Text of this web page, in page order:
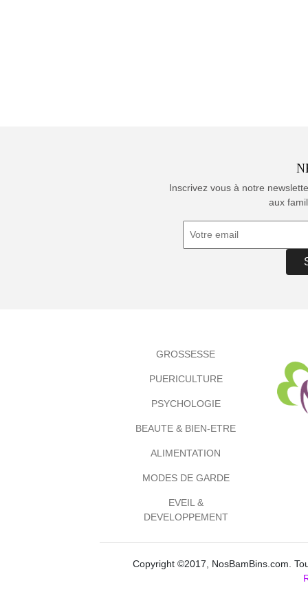
Inscrivez vous à notre
aux
GROSSESSE
PUERICULTURE
PSYCHOLOGIE
BEAUTE & BIEN-ETRE
ALIMENTATION
MODES DE GARDE
EVEIL &
DEVELOPPEMENT
Copyright ©2017, NosBamBins.com.